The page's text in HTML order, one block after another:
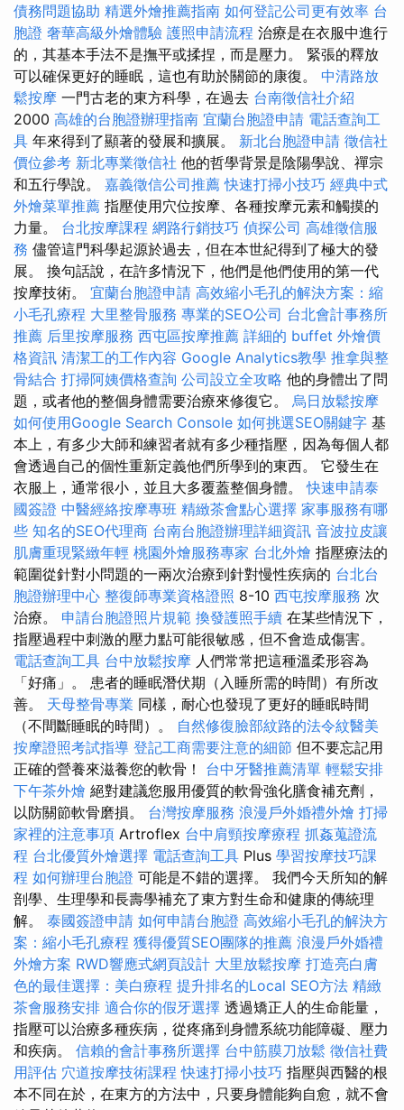
債務問題協助 精選外燴推薦指南 如何登記公司更有效率 台
胞證 奢華高級外燴體驗 護照申請流程 治療是在衣服中進行
的，其基本手法不是撫平或揉捏，而是壓力。 緊張的釋放
可以確保更好的睡眠，這也有助於關節的康復。 中清路放
鬆按摩 一門古老的東方科學，在過去 台南徵信社介紹
2000 高雄的台胞證辦理指南 宜蘭台胞證申請 電話查詢工
具 年來得到了顯著的發展和擴展。 新北台胞證申請 徵信社
價位參考 新北專業徵信社 他的哲學背景是陰陽學說、禪宗
和五行學說。 嘉義徵信公司推薦 快速打掃小技巧 經典中式
外燴菜單推薦 指壓使用穴位按摩、各種按摩元素和觸摸的
力量。 台北按摩課程 網路行銷技巧 偵探公司 高雄徵信服
務 儘管這門科學起源於過去，但在本世紀得到了極大的發
展。 換句話說，在許多情況下，他們是他們使用的第一代
按摩技術。 宜蘭台胞證申請 高效縮小毛孔的解決方案：縮
小毛孔療程 大里整骨服務 專業的SEO公司 台北會計事務所
推薦 后里按摩服務 西屯區按摩推薦 詳細的 buffet 外燴價
格資訊 清潔工的工作內容 Google Analytics教學 推拿與整
骨結合 打掃阿姨價格查詢 公司設立全攻略 他的身體出了問
題，或者他的整個身體需要治療來修復它。 烏日放鬆按摩
如何使用Google Search Console 如何挑選SEO關鍵字 基
本上，有多少大師和練習者就有多少種指壓，因為每個人都
會透過自己的個性重新定義他們所學到的東西。 它發生在
衣服上，通常很小，並且大多覆蓋整個身體。快速申請泰
國簽證 中醫經絡按摩專班 精緻茶會點心選擇 家事服務有哪
些 知名的SEO代理商 台南台胞證辦理詳細資訊 音波拉皮讓
肌膚重現緊緻年輕 桃園外燴服務專家 台北外燴 指壓療法的
範圍從針對小問題的一兩次治療到針對慢性疾病的 台北台
胞證辦理中心 整復師專業資格證照 8-10 西屯按摩服務 次
治療。 申請台胞證照片規範 換發護照手續 在某些情況下，
指壓過程中刺激的壓力點可能很敏感，但不會造成傷害。
電話查詢工具 台中放鬆按摩 人們常常把這種溫柔形容為
「好痛」。 患者的睡眠潛伏期（入睡所需的時間）有所改
善。 天母整骨專業 同樣，耐心也發現了更好的睡眠時間
（不間斷睡眠的時間）。 自然修復臉部紋路的法令紋醫美
按摩證照考試指導 登記工商需要注意的細節 但不要忘記用
正確的營養來滋養您的軟骨！ 台中牙醫推薦清單 輕鬆安排
下午茶外燴 絕對建議您服用優質的軟骨強化膳食補充劑，
以防關節軟骨磨損。 台灣按摩服務 浪漫戶外婚禮外燴 打掃
家裡的注意事項 Artroflex 台中肩頸按摩療程 抓姦蒐證流
程 台北優質外燴選擇 電話查詢工具 Plus 學習按摩技巧課
程 如何辦理台胞證 可能是不錯的選擇。 我們今天所知的解
剖學、生理學和長壽學補充了東方對生命和健康的傳統理
解。 泰國簽證申請 如何申請台胞證 高效縮小毛孔的解決方
案：縮小毛孔療程 獲得優質SEO團隊的推薦 浪漫戶外婚禮
外燴方案 RWD響應式網頁設計 大里放鬆按摩 打造亮白膚
色的最佳選擇：美白療程 提升排名的Local SEO方法 精緻
茶會服務安排 適合你的假牙選擇 透過矯正人的生命能量，
指壓可以治療多種疾病，從疼痛到身體系統功能障礙、壓力
和疾病。 信賴的會計事務所選擇 台中筋膜刀放鬆 徵信社費
用評估 穴道按摩技術課程快速打掃小技巧 指壓與西醫的根
本不同在於，在東方的方法中，只要身體能夠自愈，就不會